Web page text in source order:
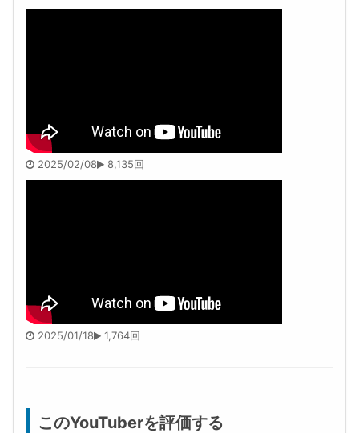
2025/02/08 8,135回
2025/01/18 1,764回
このYouTuberを評価する